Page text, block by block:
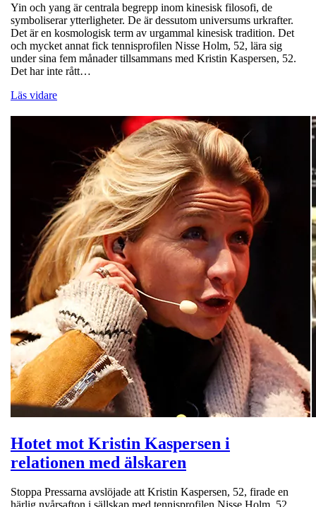
Yin och yang är centrala begrepp inom kinesisk filosofi, de
symboliserar ytterligheter. De är dessutom universums urkrafter.
Det är en kosmologisk term av urgammal kinesisk tradition. Det
och mycket annat fick tennisprofilen Nisse Holm, 52, lära sig
under sina fem månader tillsammans med Kristin Kaspersen, 52.
Det har inte rått…
Läs vidare
Hotet mot Kristin Kaspersen i
relationen med älskaren
Stoppa Pressarna avslöjade att Kristin Kaspersen, 52, firade en